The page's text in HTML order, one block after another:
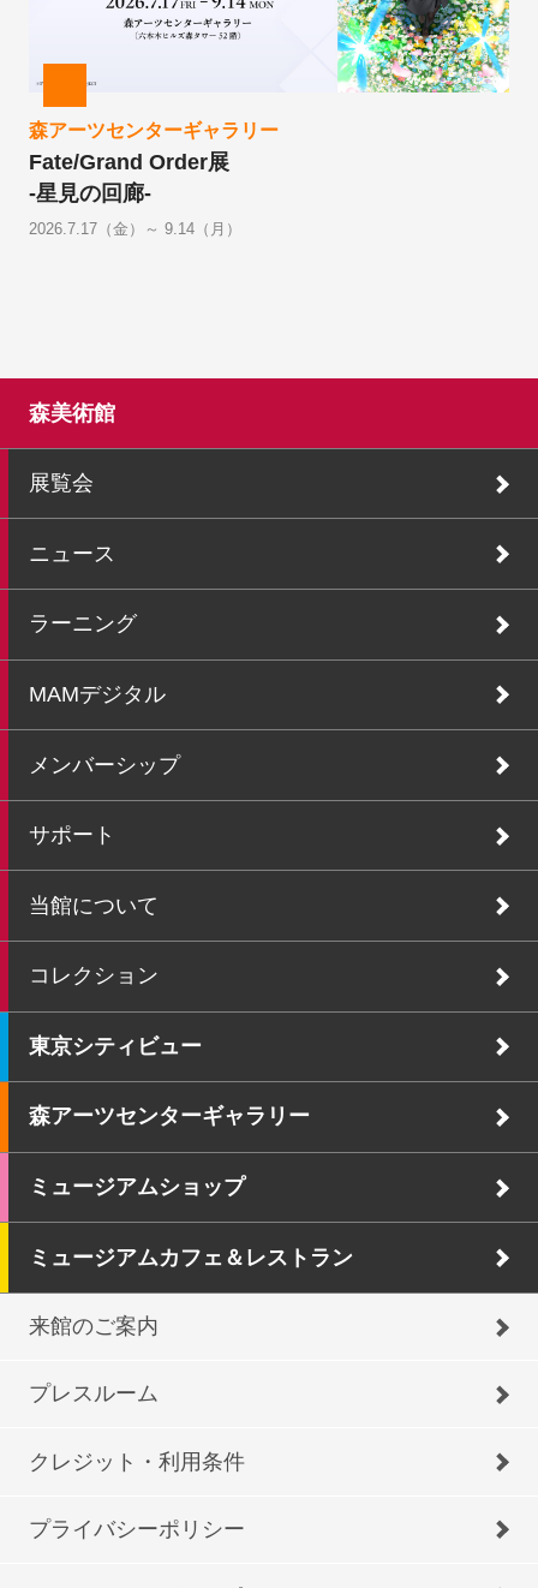
森アーツセンターギャラリー
Fate/Grand Order展
-星見の回廊-
2026.7.17（金）～ 9.14（月）
森美術館
展覧会
ニュース
ラーニング
MAMデジタル
メンバーシップ
サポート
当館について
コレクション
東京シティビュー
森アーツセンターギャラリー
ミュージアムショップ
ミュージアムカフェ＆レストラン
来館のご案内
プレスルーム
クレジット・利用条件
プライバシーポリシー